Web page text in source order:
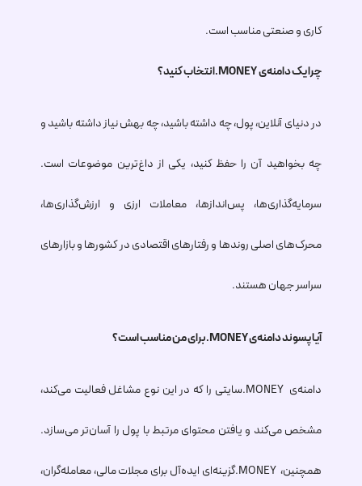
کاری و صنعتی مناسب است.
چرا یک دامنه‌ی.MONEYانتخاب کنید؟
در دنیای آنلاین، پول، چه داشته باشید، چه بهش نیاز داشته باشید و
چه بخواهید آن را حفظ کنید، یکی از داغ‌ترین موضوعات است.
سرمایه‌گذاری‌ها، پس‌اندازها، معاملات ارزی و ارزش‌گذاری‌ها،
محرک‌های اصلی روندها و رفتارهای اقتصادی در کشورها و بازارهای
سراسر جهان هستند.
آیا پسوند دامنه‌ی.MONEYبرای من مناسب است؟
دامنه‌ی .MONEYسایتی را که در این نوع مشاغل فعالیت می‌کند،
مشخص می‌کند و یافتن محتوای مرتبط با پول را آسان‌تر می‌سازد.
همچنین، .MONEYگزینه‌ای ایده‌آل برای مجلات مالی، معامله‌گران،